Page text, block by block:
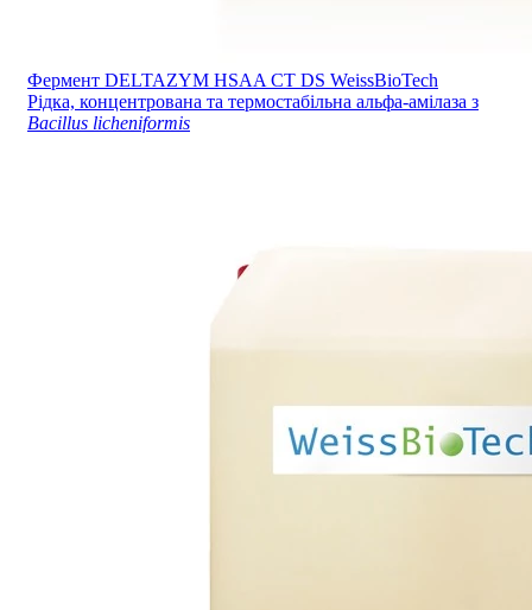
Фермент DELTAZYM HSAA CT DS WeissBioTech
Рідка, концентрована та термостабільна альфа-амілаза з
Bacillus licheniformis